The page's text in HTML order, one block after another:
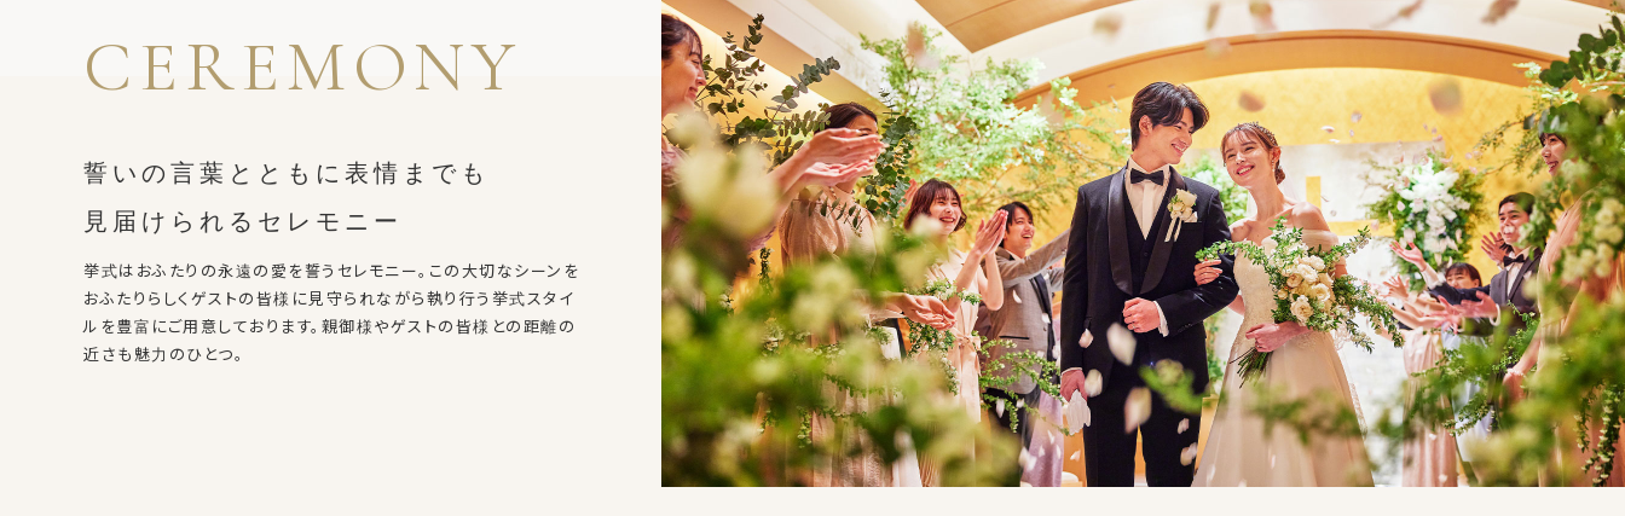
CEREMONY
誓いの言葉とともに表情までも
見届けられるセレモニー
挙式はおふたりの永遠の愛を誓うセレモニー。この大切なシーンを
おふたりらしくゲストの皆様に見守られながら執り行う挙式スタイ
ルを豊富にご用意しております。親御様やゲストの皆様との距離の
近さも魅力のひとつ。